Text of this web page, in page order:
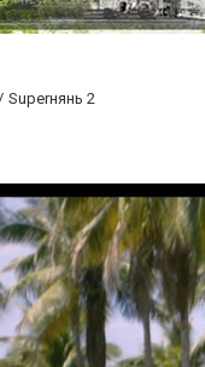
Superнянь 2